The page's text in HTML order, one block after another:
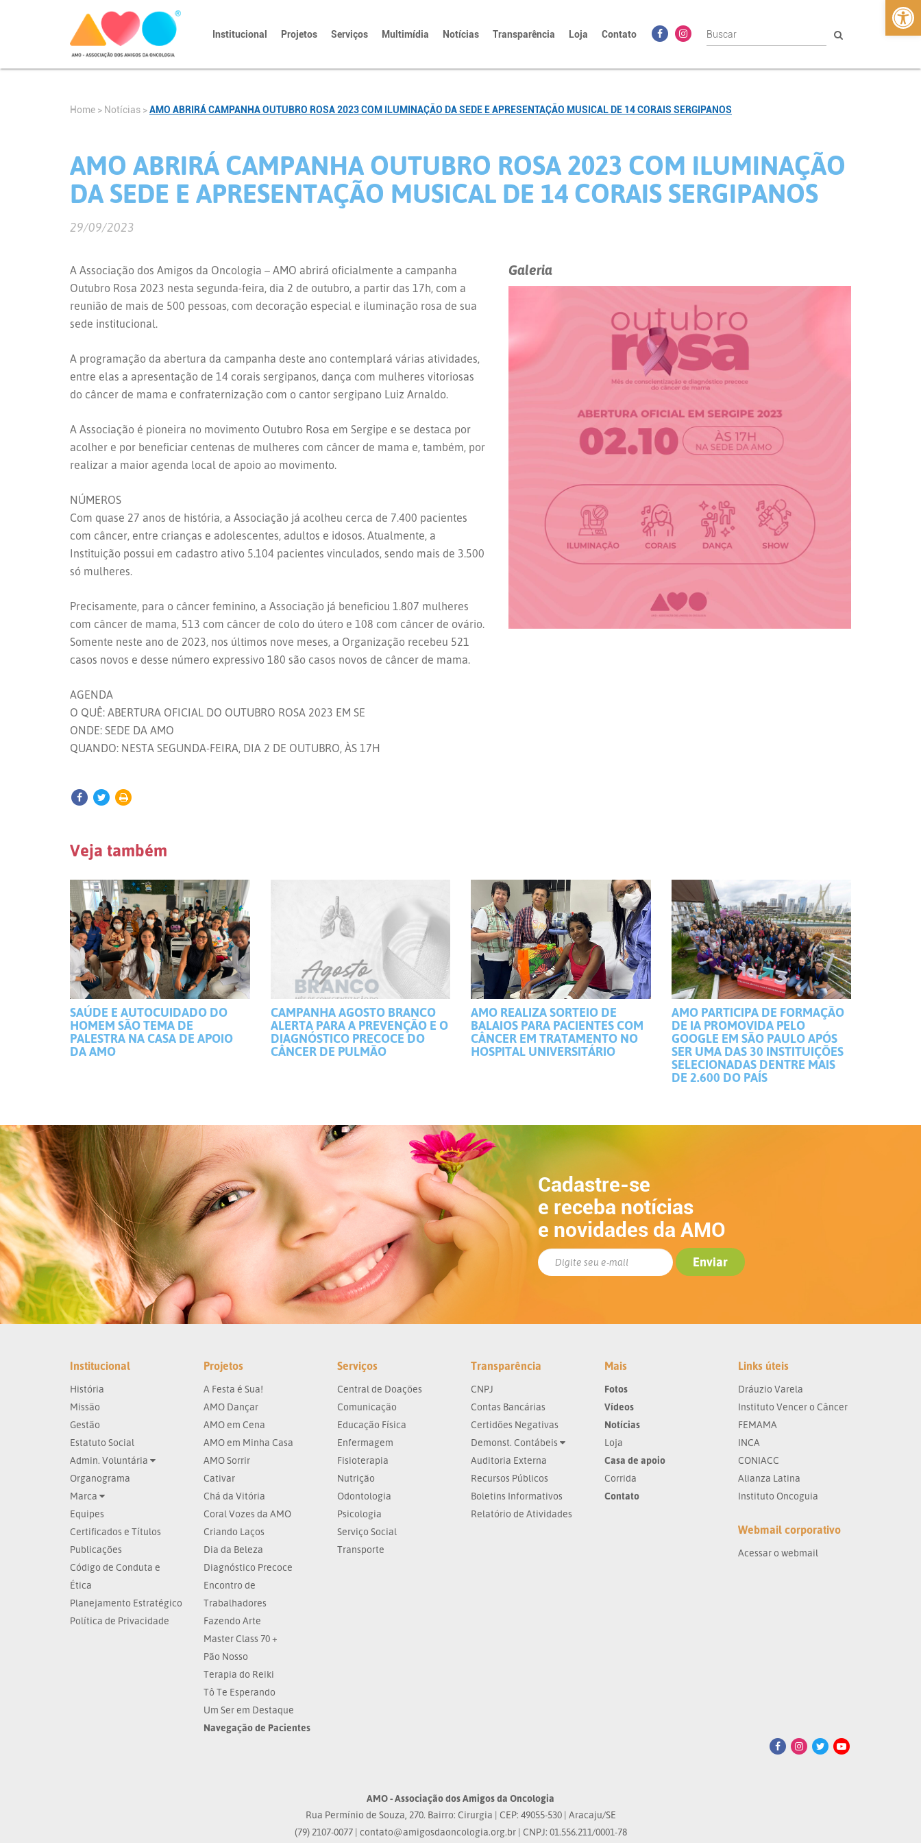
Institucional Projetos Serviços Multimídia Notícias Transparência Loja Contato
Home > Notícias >AMO ABRIRÁ CAMPANHA OUTUBRO ROSA 2023 COM ILUMINAÇÃO DA SEDE E APRESENTAÇÃO MUSICAL DE 14 CORAIS SERGIPANOS
AMO ABRIRÁ CAMPANHA OUTUBRO ROSA 2023 COM ILUMINAÇÃO
DA SEDE E APRESENTAÇÃO MUSICAL DE 14 CORAIS SERGIPANOS
29/09/2023
Galeria
A Associação dos Amigos da Oncologia – AMO abrirá oficialmente a campanha
Outubro Rosa 2023 nesta segunda-feira, dia 2 de outubro, a partir das 17h, com a
reunião de mais de 500 pessoas, com decoração especial e iluminação rosa de sua
sede institucional.
A programação da abertura da campanha deste ano contemplará várias atividades,
entre elas a apresentação de 14 corais sergipanos, dança com mulheres vitoriosas
do câncer de mama e confraternização com o cantor sergipano Luiz Arnaldo.
A Associação é pioneira no movimento Outubro Rosa em Sergipe e se destaca por
acolher e por beneficiar centenas de mulheres com câncer de mama e, também, por
realizar a maior agenda local de apoio ao movimento.
NÚMEROS
Com quase 27 anos de história, a Associação já acolheu cerca de 7.400 pacientes
com câncer, entre crianças e adolescentes, adultos e idosos. Atualmente, a
Instituição possui em cadastro ativo 5.104 pacientes vinculados, sendo mais de 3.500
só mulheres.
Precisamente, para o câncer feminino, a Associação já beneficiou 1.807 mulheres
com câncer de mama, 513 com câncer de colo do útero e 108 com câncer de ovário.
Somente neste ano de 2023, nos últimos nove meses, a Organização recebeu 521
casos novos e desse número expressivo 180 são casos novos de câncer de mama.
AGENDA
O QUÊ: ABERTURA OFICIAL DO OUTUBRO ROSA 2023 EM SE
ONDE: SEDE DA AMO
QUANDO: NESTA SEGUNDA-FEIRA, DIA 2 DE OUTUBRO, ÀS 17H
Veja também
SAÚDE E AUTOCUIDADO DO
HOMEM SÃO TEMA DE
PALESTRA NA CASA DE APOIO
DA AMO
CAMPANHA AGOSTO BRANCO
ALERTA PARA A PREVENÇÃO E O
DIAGNÓSTICO PRECOCE DO
CÂNCER DE PULMÃO
AMO REALIZA SORTEIO DE
BALAIOS PARA PACIENTES COM
CÂNCER EM TRATAMENTO NO
HOSPITAL UNIVERSITÁRIO
AMO PARTICIPA DE FORMAÇÃO
DE IA PROMOVIDA PELO
GOOGLE EM SÃO PAULO APÓS
SER UMA DAS 30 INSTITUIÇÕES
SELECIONADAS DENTRE MAIS
DE 2.600 DO PAÍS
Cadastre-se
e receba notícias
e novidades da AMO
Institucional
História
Missão
Gestão
Estatuto Social
Admin. Voluntária
Organograma
Marca
Equipes
Certificados e Títulos
Publicações
Código de Conduta e
Ética
Planejamento Estratégico
Política de Privacidade
Projetos
A Festa é Sua!
AMO Dançar
AMO em Cena
AMO em Minha Casa
AMO Sorrir
Cativar
Chá da Vitória
Coral Vozes da AMO
Criando Laços
Dia da Beleza
Diagnóstico Precoce
Encontro de
Trabalhadores
Fazendo Arte
Master Class 70 +
Pão Nosso
Terapia do Reiki
Tô Te Esperando
Um Ser em Destaque
Navegação de Pacientes
Serviços
Central de Doações
Comunicação
Educação Física
Enfermagem
Fisioterapia
Nutrição
Odontologia
Psicologia
Serviço Social
Transporte
Transparência
CNPJ
Contas Bancárias
Certidões Negativas
Demonst. Contábeis
Auditoria Externa
Recursos Públicos
Boletins Informativos
Relatório de Atividades
Mais
Fotos
Vídeos
Notícias
Loja
Casa de apoio
Corrida
Contato
Links úteis
Dráuzio Varela
Instituto Vencer o Câncer
FEMAMA
INCA
CONIACC
Alianza Latina
Instituto Oncoguia
Webmail corporativo
Acessar o webmail
AMO - Associação dos Amigos da Oncologia
Rua Permínio de Souza, 270. Bairro: Cirurgia | CEP: 49055-530 | Aracaju/SE
(79) 2107-0077 | contato@amigosdaoncologia.org.br| CNPJ: 01.556.211/0001-78